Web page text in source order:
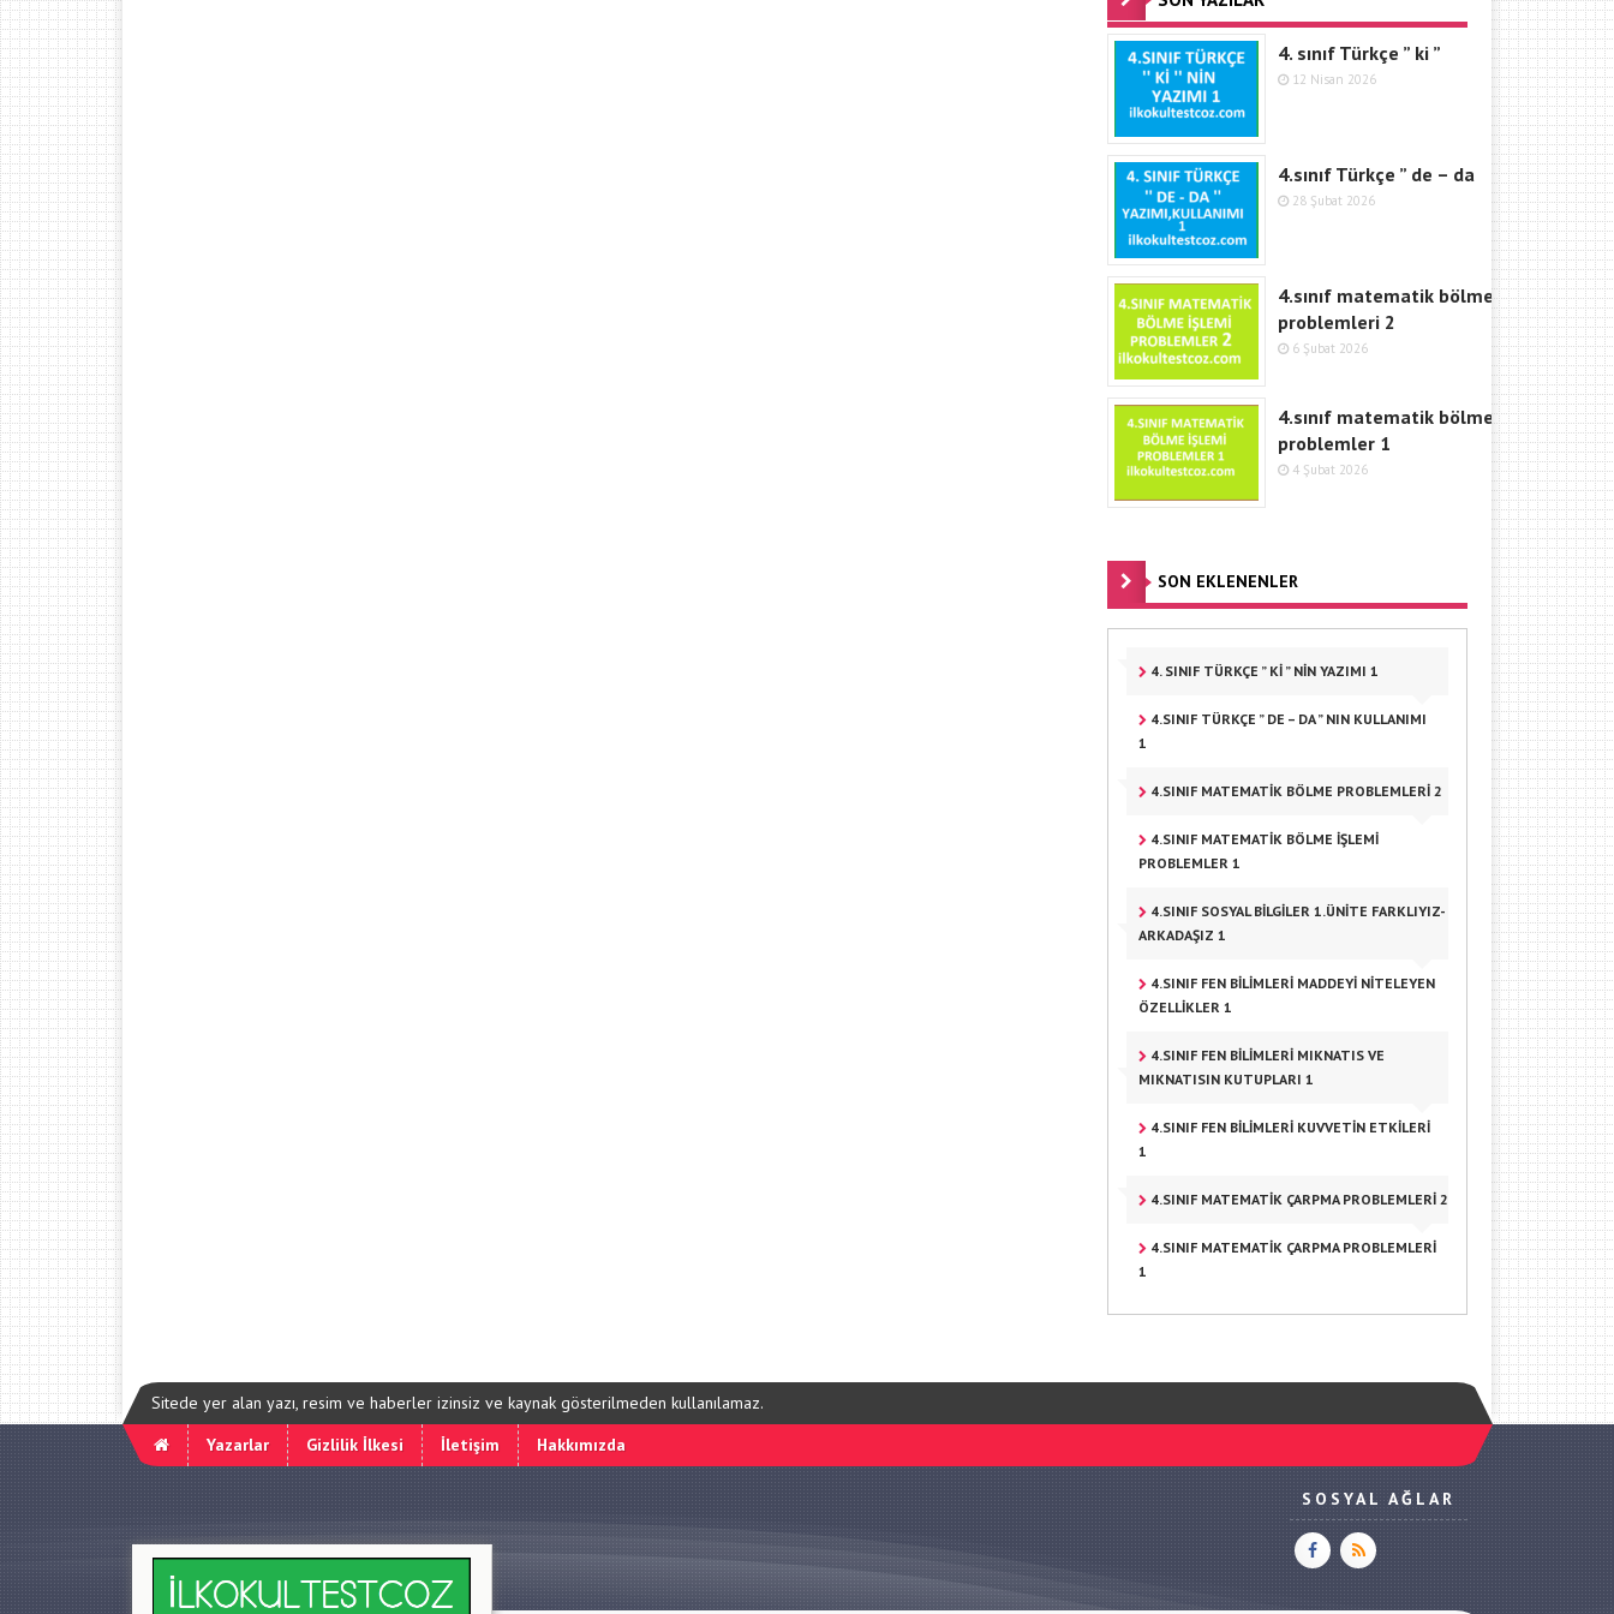
4. sınıf Türkçe ” ki ”
12 Nisan 2026
4.sınıf Türkçe ” de – da
28 Şubat 2026
4.sınıf matematik bölme
problemleri 2
6 Şubat 2026
4.sınıf matematik bölme işlemi
problemler 1
4 Şubat 2026
SON EKLENENLER
4. SINIF TÜRKÇE ” KI ” NIN YAZIMI 1
4.SINIF TÜRKÇE ” DE – DA ” NIN KULLANIMI
1
4.SINIF MATEMATIK BÖLME PROBLEMLERI 2
4.SINIF MATEMATIK BÖLME IŞLEMI
PROBLEMLER 1
4.SINIF SOSYAL BILGILER 1.ÜNITE FARKLIYIZ-
ARKADAŞIZ 1
4.SINIF FEN BILIMLERI MADDEYI NITELEYEN
ÖZELLIKLER 1
4.SINIF FEN BILIMLERI MIKNATIS VE
MIKNATISIN KUTUPLARI 1
4.SINIF FEN BILIMLERI KUVVETIN ETKILERI
1
4.SINIF MATEMATIK ÇARPMA PROBLEMLERI 2
4.SINIF MATEMATIK ÇARPMA PROBLEMLERI
1
Sitede yer alan yazı, resim ve haberler izinsiz ve kaynak gösterilmeden kullanılamaz.
Yazarlar
Gizlilik İlkesi İletişim Hakkımızda
SOSYAL AĞLAR